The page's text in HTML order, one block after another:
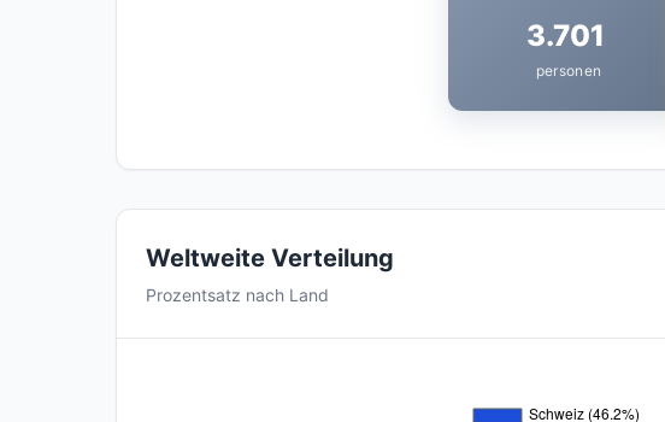
3.701
personen
Weltweite Verteilung
Prozentsatz nach Land